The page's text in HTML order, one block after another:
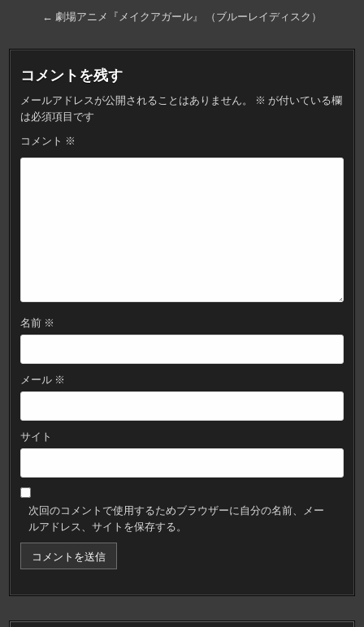
ビ
ゲ
ー
シ
ョ
ン
← 劇場アニメ『メイクアガール』 （ブルーレイディスク）
コメントを残す
メールアドレスが公開されることはありません。 ※ が付いている欄
は必須項目です
コメント ※
名前 ※
メール ※
サイト
次回のコメントで使用するためブラウザーに自分の名前、メー
ルアドレス、サイトを保存する。